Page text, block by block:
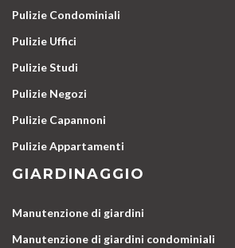
Pulizie Condominiali
Pulizie Uffici
Pulizie Studi
Pulizie Negozi
Pulizie Capannoni
Pulizie Appartamenti
GIARDINAGGIO
Manutenzione di giardini
Manutenzione di giardini condominiali